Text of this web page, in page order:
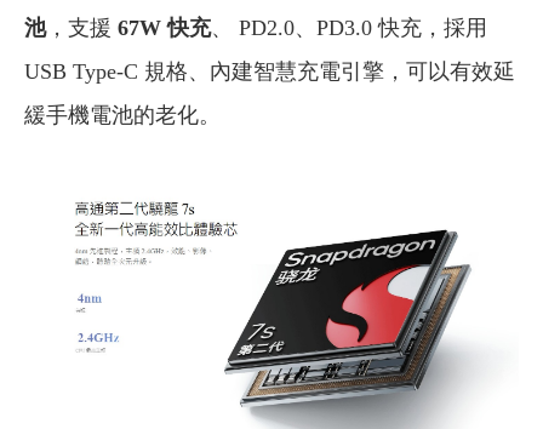
池，支援 67W 快充、 PD2.0、PD3.0 快充，採用
USB Type-C 規格、內建智慧充電引擎，可以有效延
緩手機電池的老化。